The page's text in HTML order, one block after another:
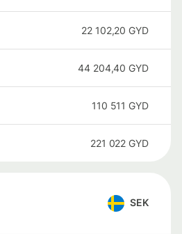
22 102,20 GYD
44 204,40 GYD
110 511 GYD
221 022 GYD
SEK